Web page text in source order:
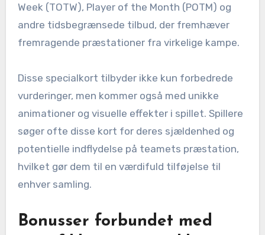
Week (TOTW), Player of the Month (POTM) og
andre tidsbegrænsede tilbud, der fremhæver
fremragende præstationer fra virkelige kampe.
Disse specialkort tilbyder ikke kun forbedrede
vurderinger, men kommer også med unikke
animationer og visuelle effekter i spillet. Spillere
søger ofte disse kort for deres sjældenhed og
potentielle indflydelse på teamets præstation,
hvilket gør dem til en værdifuld tilføjelse til
enhver samling.
Bonusser forbundet med